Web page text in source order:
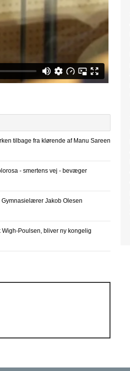
tilbage fra klørende af Manu Sareen
- smertens vej - bevæger
Gymnasielærer Jakob Olesen
Poulsen, bliver ny kongelig